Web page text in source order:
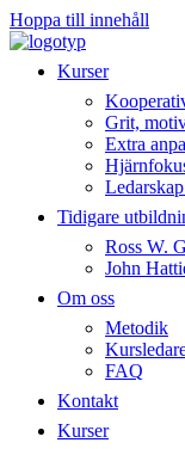
Hoppa till innehåll
Kurser
Grit,
Extra
Tidigare
Ross W.
John
Om oss
Metodik
FAQ
Kontakt
Kurser